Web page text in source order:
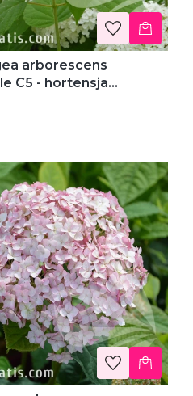
arborescens
C5 - hortensja